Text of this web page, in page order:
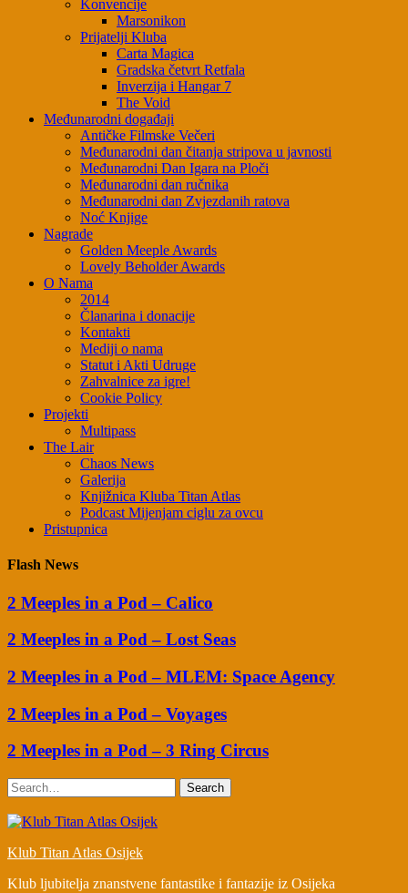
Konvencije
Marsonikon
Prijatelji Kluba
Carta Magica
Gradska četvrt Retfala
Inverzija i Hangar 7
The Void
Međunarodni događaji
Antičke Filmske Večeri
Međunarodni dan čitanja stripova u javnosti
Međunarodni Dan Igara na Ploči
Međunarodni dan ručnika
Međunarodni dan Zvjezdanih ratova
Noć Knjige
Nagrade
Golden Meeple Awards
Lovely Beholder Awards
O Nama
2014
Članarina i donacije
Kontakti
Mediji o nama
Statut i Akti Udruge
Zahvalnice za igre!
Cookie Policy
Projekti
Multipass
The Lair
Chaos News
Galerija
Knjižnica Kluba Titan Atlas
Podcast Mijenjam ciglu za ovcu
Pristupnica
Flash News
2 Meeples in a Pod – Calico
2 Meeples in a Pod – Lost Seas
2 Meeples in a Pod – MLEM: Space Agency
2 Meeples in a Pod – Voyages
2 Meeples in a Pod – 3 Ring Circus
Search
Klub Titan Atlas Osijek
Klub ljubitelja znanstvene fantastike i fantazije iz Osijeka